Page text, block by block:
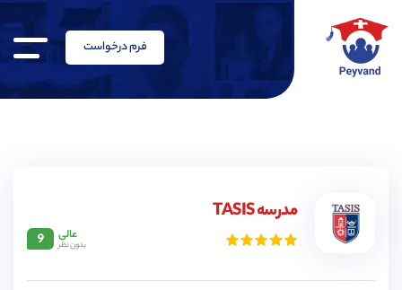
فرم درخواست
مدرسه TASIS
عالی
بدون نظر 9